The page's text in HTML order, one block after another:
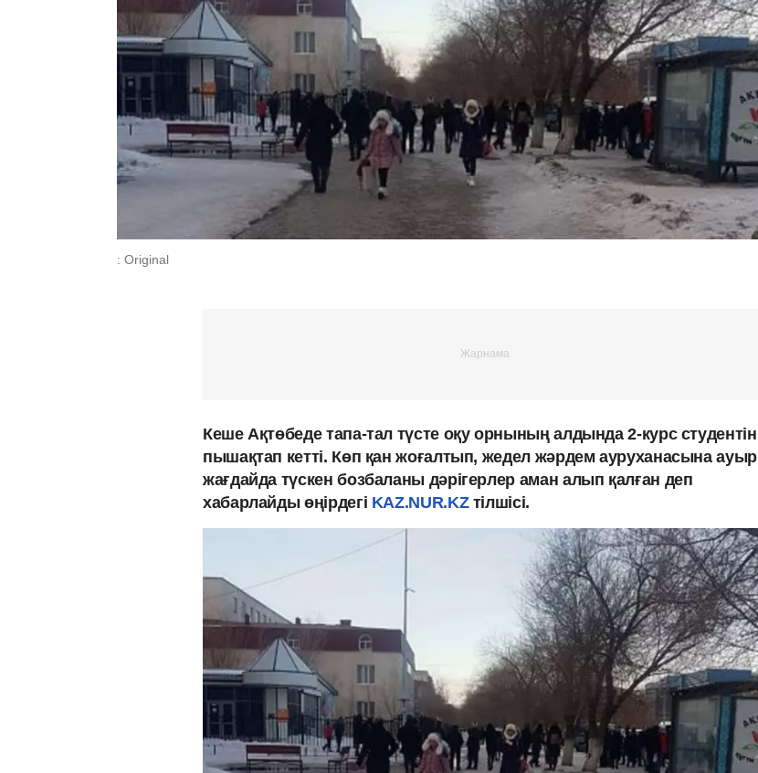
: Original
Кеше Ақтөбеде тапа-тал түсте оқу орнының алдында 2-курс студентін
пышақтап кетті. Көп қан жоғалтып, жедел жәрдем ауруханасына ауыр
жағдайда түскен бозбаланы дәрігерлер аман алып қалған деп
хабарлайды өңірдегі KAZ.NUR.KZтілшісі.